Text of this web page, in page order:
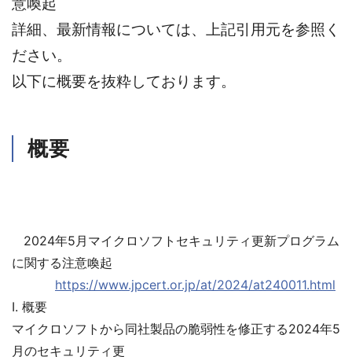
詳細、最新情報については、上記引用元を参照く
ださい。
以下に概要を抜粋しております。
概要
2024年5月マイクロソフトセキュリティ更新プログラム
に関する注意喚起
https://www.jpcert.or.jp/at/2024/at240011.html
I. 概要
マイクロソフトから同社製品の脆弱性を修正する2024年5
月のセキュリティ更